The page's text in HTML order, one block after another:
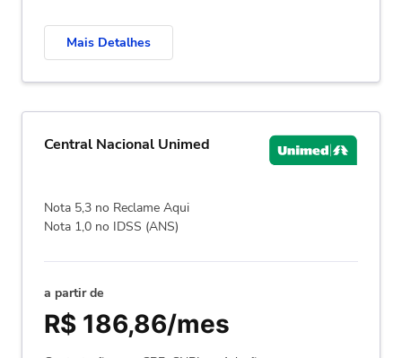
Mais Detalhes
Central Nacional Unimed
Nota 5,3 no Reclame Aqui
Nota 1,0 no IDSS (ANS)
a partir de
R$ 186,86/mes